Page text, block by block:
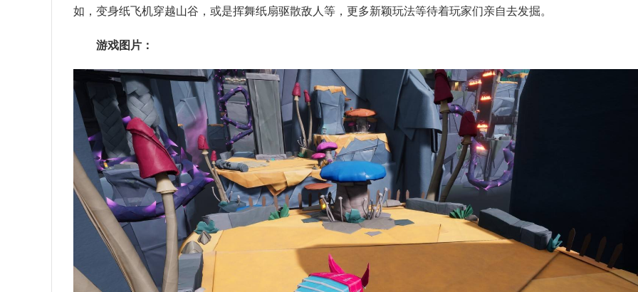
如，变身纸飞机穿越山谷，或是挥舞纸扇驱散敌人等，更多新颖玩法等待着玩家们亲自去发掘。
游戏图片：